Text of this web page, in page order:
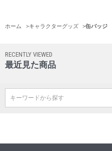
ホーム >キャラクターグッズ >缶バッジ
RECENTLY VIEWED
最近見た商品
キーワードから探す